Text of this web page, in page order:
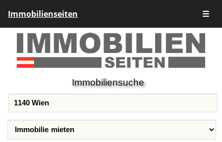
Immobilienseiten ☰
Immobiliensuche